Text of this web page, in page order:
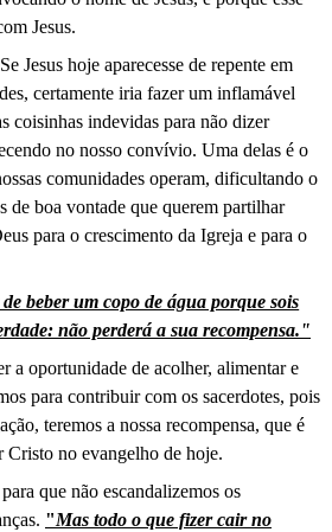
Jesus.
Jesus hoje aparecesse de repente em
certamente iria fazer um inflamável
coisinhas indevidas para não dizer
no nosso convívio. Uma delas é o
comunidades operam, dificultando o
de boa vontade que querem partilhar
para o crescimento da Igreja e para o
beber um copo de água porque sois
não perderá a sua recompensa."
a oportunidade de acolher, alimentar e
para contribuir com os sacerdotes, pois
teremos a nossa recompensa, que é
Cristo no evangelho de hoje.
que não escandalizemos os
"Mas todo o que fizer cair no